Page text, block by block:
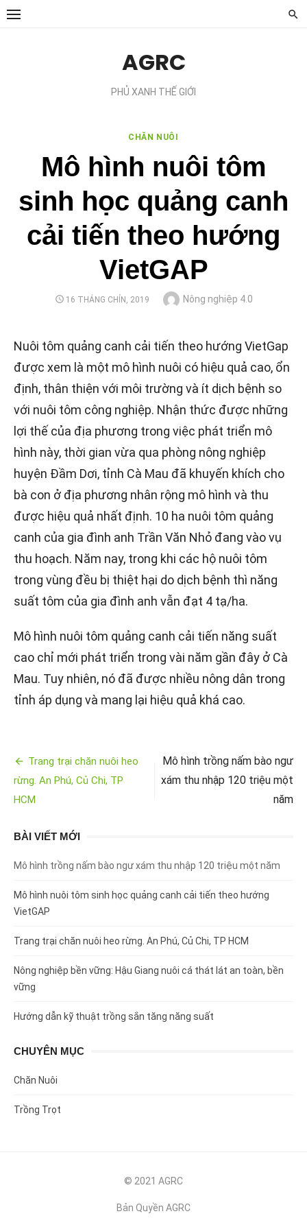
Chuyển
AGRC
PHỦ XANH THẾ GIỚI
CHĂN NUÔI
Mô hình nuôi tôm
sinh học quảng canh
cải tiến theo hướng
VietGAP
ĐĂNG
16 THÁNG CHÍN, 2019
Tác
Nông nghiệp 4.0
Nuôi tôm quảng canh cải tiến theo hướng VietGap
được xem là một mô hình nuôi có hiệu quả cao, ổn
định, thân thiện với môi trường và ít dịch bệnh so
với nuôi tôm công nghiệp. Nhận thức được những
lợi thế của địa phương trong việc phát triển mô
hình này, thời gian vừa qua phòng nông nghiệp
huyện Đầm Dơi, tỉnh Cà Mau đã khuyến khích cho
bà con ở địa phương nhân rộng mô hình và thu
được hiệu quả nhất định. 10 ha nuôi tôm quảng
canh của gia đình anh Trần Văn Nhỏ đang vào vụ
thu hoạch. Năm nay, trong khi các hộ nuôi tôm
trong vùng đều bị thiệt hại do dịch bệnh thì năng
suất tôm của gia đình anh vẫn đạt 4 tạ/ha.
Mô hình nuôi tôm quảng canh cải tiến năng suất
cao chỉ mới phát triển trong vài năm gần đây ở Cà
Mau. Tuy nhiên, nó đã được nhiều nông dân trong
tỉnh áp dụng và mang lại hiệu quả khá cao.
Điều
hướng
bài
Trang trại chăn nuôi heo
rừng. An Phú, Củ Chi, TP
HCM
Mô hình trồng nấm bào ngư
xám thu nhập 120 triệu một
năm
BÀI VIẾT MỚI
Mô hình trồng nấm bào ngư xám thu nhập 120 triệu một năm
Mô hình nuôi tôm sinh học quảng canh cải tiến theo hướng
VietGAP
Trang trại chăn nuôi heo rừng. An Phú, Củ Chi, TP HCM
Nông nghiệp bền vững: Hậu Giang nuôi cá thát lát an toàn, bền
vững
Hướng dẫn kỹ thuật trồng sắn tăng năng suất
CHUYÊN MỤC
Chăn Nuôi
Trồng Trọt
© 2021 AGRC
Bản Quyền AGRC